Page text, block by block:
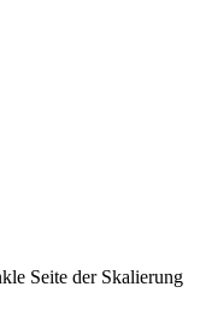
Seite der Skalierung